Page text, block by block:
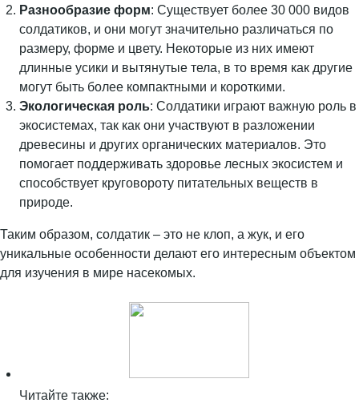
Разнообразие форм: Существует более 30 000 видов
солдатиков, и они могут значительно различаться по
размеру, форме и цвету. Некоторые из них имеют
длинные усики и вытянутые тела, в то время как другие
могут быть более компактными и короткими.
Экологическая роль: Солдатики играют важную роль в
экосистемах, так как они участвуют в разложении
древесины и других органических материалов. Это
помогает поддерживать здоровье лесных экосистем и
способствует круговороту питательных веществ в
природе.
Таким образом, солдатик – это не клоп, а жук, и его
уникальные особенности делают его интересным объектом
для изучения в мире насекомых.
Читайте также: